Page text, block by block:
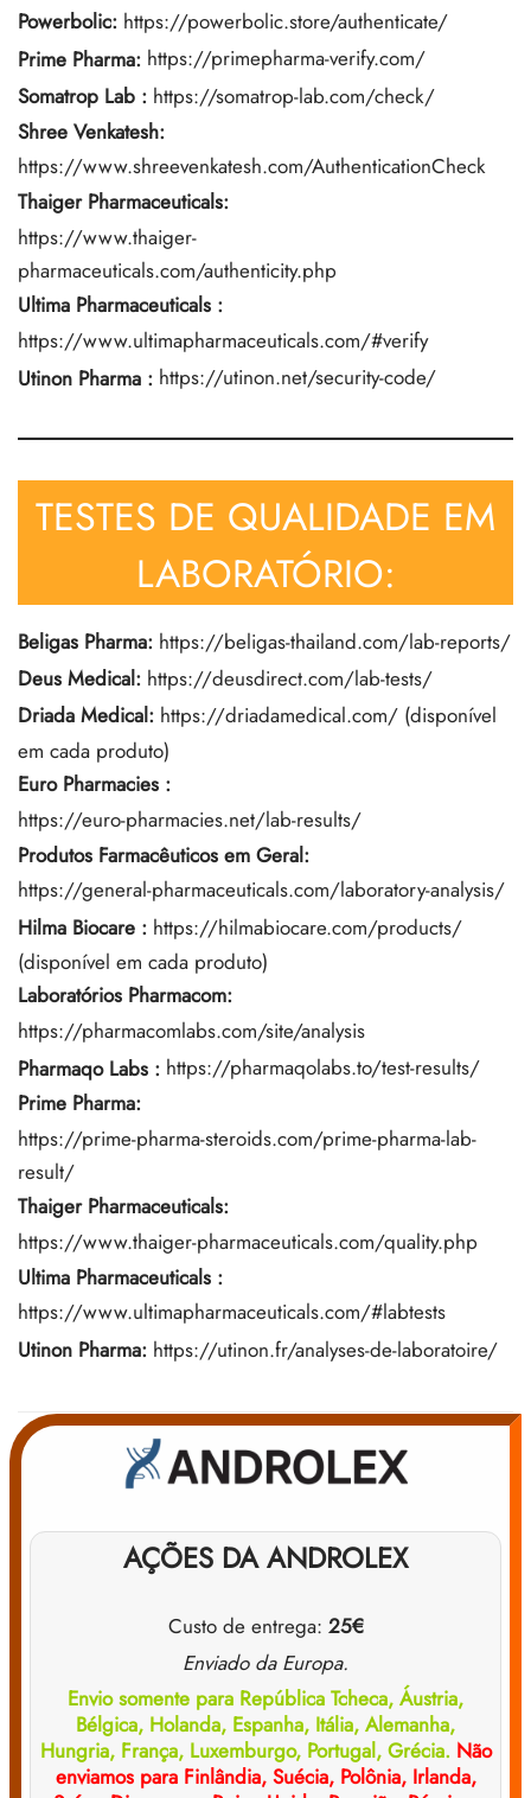
Powerbolic: https://powerbolic.store/authenticate/
Prime Pharma: https://primepharma-verify.com/
Somatrop Lab : https://somatrop-lab.com/check/
Shree Venkatesh:
https://www.shreevenkatesh.com/AuthenticationCheck
Thaiger Pharmaceuticals:
https://www.thaiger-
pharmaceuticals.com/authenticity.php
Ultima Pharmaceuticals :
https://www.ultimapharmaceuticals.com/#verify
Utinon Pharma : https://utinon.net/security-code/
TESTES DE QUALIDADE EM
LABORATÓRIO:
Beligas Pharma: https://beligas-thailand.com/lab-reports/
Deus Medical: https://deusdirect.com/lab-tests/
Driada Medical: https://driadamedical.com/ (disponível
em cada produto)
Euro Pharmacies :
https://euro-pharmacies.net/lab-results/
Produtos Farmacêuticos em Geral:
https://general-pharmaceuticals.com/laboratory-analysis/
Hilma Biocare : https://hilmabiocare.com/products/
(disponível em cada produto)
Laboratórios Pharmacom:
https://pharmacomlabs.com/site/analysis
Pharmaqo Labs : https://pharmaqolabs.to/test-results/
Prime Pharma:
https://prime-pharma-steroids.com/prime-pharma-lab-
result/
Thaiger Pharmaceuticals:
https://www.thaiger-pharmaceuticals.com/quality.php
Ultima Pharmaceuticals :
https://www.ultimapharmaceuticals.com/#labtests
Utinon Pharma: https://utinon.fr/analyses-de-laboratoire/
AÇÕES DA ANDROLEX
Custo de entrega: 25€
Enviado da Europa.
Envio somente para República Tcheca, Áustria,
Bélgica, Holanda, Espanha, Itália, Alemanha,
Hungria, França, Luxemburgo, Portugal, Grécia. Não
enviamos para Finlândia, Suécia, Polônia, Irlanda,